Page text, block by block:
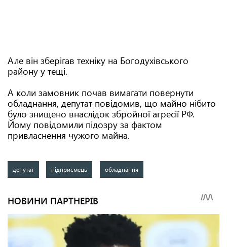
Але він зберігав техніку на Богодухівського
району у тещі.
А коли замовник почав вимагати повернути
обладнання, депутат повідомив, що майно нібито
було знищено внаслідок збройної агресії РФ.
Йому повідомили підозру за фактом
привласнення чужого майна.
депутат підприємець обладнання